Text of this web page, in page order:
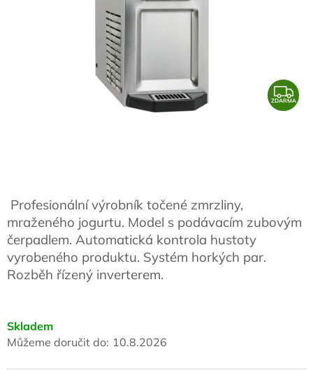
Z
D
ZDARMA
Skladem
Můžeme doručit do: 10.8.2026
Profesionální výrobník točené zmrzliny,
mraženého jogurtu. Model s podávacím zubovým
čerpadlem. Automatická kontrola hustoty
vyrobeného produktu. Systém horkých par.
Rozběh řízený inverterem.